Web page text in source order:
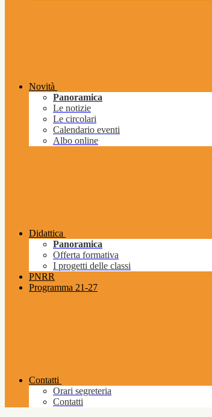
Novità
Panoramica
Le notizie
Le circolari
Calendario eventi
Albo online
Didattica
Panoramica
Offerta formativa
I progetti delle classi
PNRR
Programma 21-27
Contatti
Orari segreteria
Contatti